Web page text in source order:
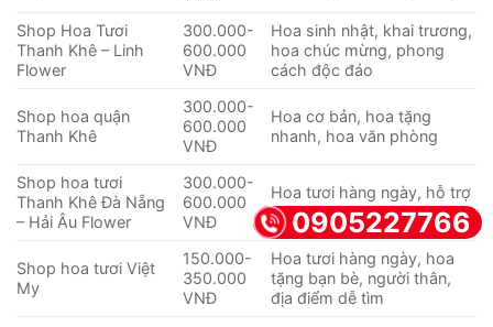
Shop Hoa Tươi
Thanh Khê – Linh
Flower
300.000-
600.000
VNĐ
Hoa sinh nhật, khai trương,
hoa chúc mừng, phong
cách độc đáo
Shop hoa quận
Thanh Khê
300.000-
600.000
VNĐ
Hoa cơ bản, hoa tặng
nhanh, hoa văn phòng
Shop hoa tươi
Thanh Khê Đà Nẵng
– Hải Âu Flower
300.000-
600.000
VNĐ
Hoa tươi hàng ngày, hỗ trợ
địa phương
Shop hoa tươi Việt
My
150.000-
350.000
VNĐ
Hoa tươi hàng ngày, hoa
tặng bạn bè, người thân,
địa điểm dễ tìm
0905227766